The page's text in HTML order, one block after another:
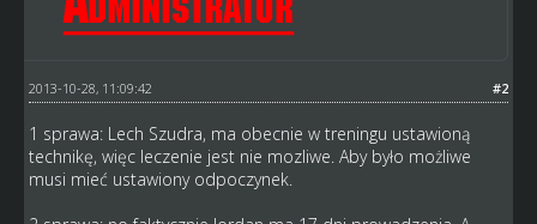
#2
2013-10-28, 11:09:42
1 sprawa: Lech Szudra, ma obecnie w treningu ustawioną
technikę, więc leczenie jest nie mozliwe. Aby było możliwe
musi mieć ustawiony odpoczynek.